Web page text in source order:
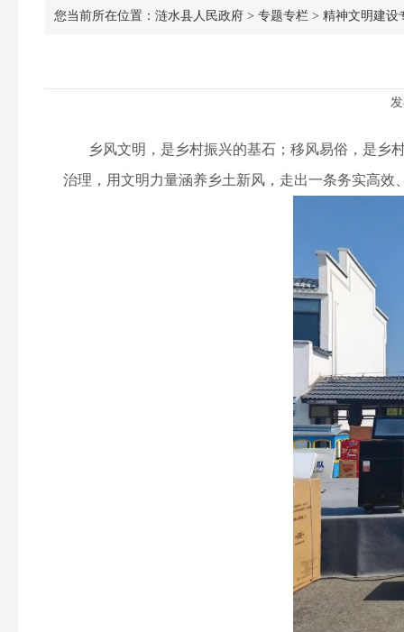
您当前所在位置： 涟水县人民政府 > 专题专栏 > 精神文明建设
乡风文明，是乡村振兴的基石；移风易俗，是乡村
治理，用文明力量涵养乡土新风，走出一条务实高效